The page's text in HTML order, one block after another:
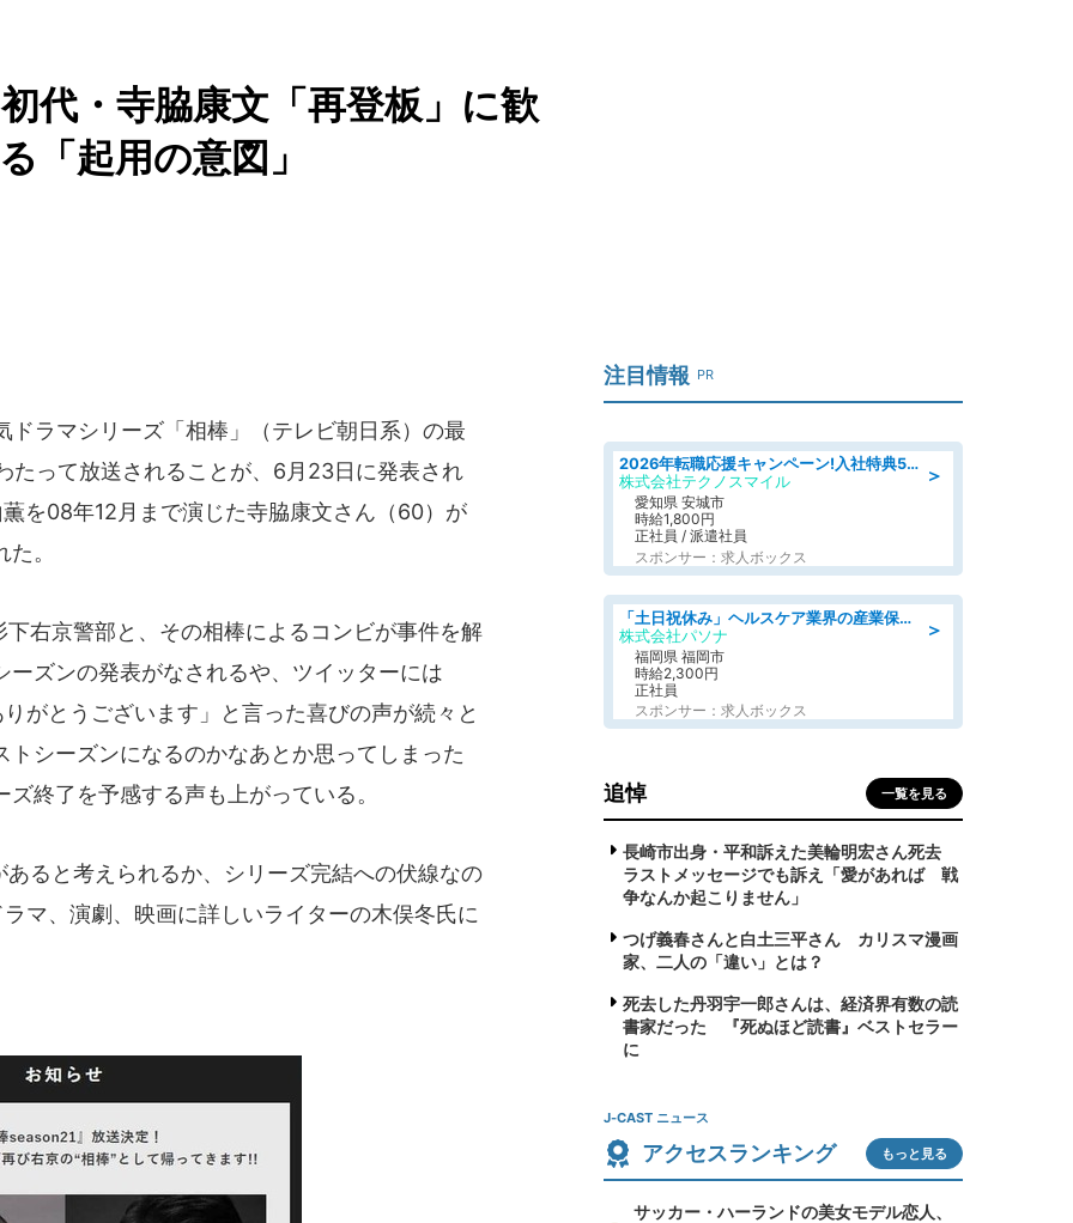
代・寺脇康文「再登板」に歓
起用の意図」
ラマシリーズ「相棒」（テレビ朝日系）の最
たって放送されることが、6月23日に発表され
を08年12月まで演じた寺脇康文さん（60）が
。
右京警部と、その相棒によるコンビが事件を解
ズンの発表がなされるや、ツイッターには
がとうございます」と言った喜びの声が続々と
シーズンになるのかなあとか思ってしまった
終了を予感する声も上がっている。
ると考えられるか、シリーズ完結への伏線なの
、演劇、映画に詳しいライターの木俣冬氏に
注目情報 PR
＞
2026年転職応援キャンペーン!入社特典58万円/デンソーで働こう!自動車工場で小型部品の検査業務 denso aichi
株式会社テクノスマイル
愛知県 安城市
時給1,800円
正社員 / 派遣社員
スポンサー：求人ボックス
＞
「土日祝休み」ヘルスケア業界の産業保健師/高時給/未経験OK/要資格:保健師、正看護師
株式会社パソナ
福岡県 福岡市
時給2,300円
正社員
スポンサー：求人ボックス
追悼 一覧を見る
長崎市出身・平和訴えた美輪明宏さん死去
ラストメッセージでも訴え「愛があれば 戦
争なんか起こりません」
つげ義春さんと白土三平さん カリスマ漫画
家、二人の「違い」とは？
死去した丹羽宇一郎さんは、経済界有数の読
書家だった 『死ぬほど読書』ベストセラー
に
J-CAST ニュース
アクセスランキング もっと見る
サッカー・ハーランドの美女モデル恋人、